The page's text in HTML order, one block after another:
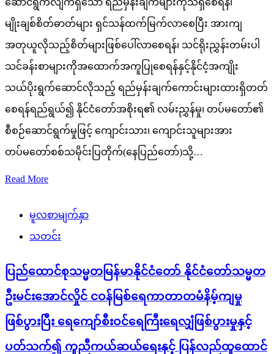
ဆောင်ရွက်လျက်ရှိသော ရည်မှန်းချက်များကိုသိရှိစေရန်၊
မျိုးချစ်စိတ်ဓာတ်များ ရှင်သန်ထက်မြက်လာစေပြီး အားကျ
အတုယူလိုသည့်စိတ်များဖြစ်ပေါ်လာစေရန်၊ သင်ရိုးညွှန်းတမ်းပါ
သင်ခန်းစာများကိုအထောက်အကူပြုစေရန်နှင့်နိုင်ငံ့အကျိုး
သယ်ပိုးရွက်ဆောင်လိုသည့် ရည်မှန်းချက်ကောင်းများထားရှိတတ်
စေရန်ရည်ရွယ်၍ နိုင်ငံတော်အစိုးရ၏ လမ်းညွှန်မှု၊ တပ်မတော်၏
စီစဉ်ဆောင်ရွက်မှုဖြင့် ကျောင်းသား၊ ကျောင်းသူများအား
တပ်မတော်စစ်သမိုင်းပြတိုက်(နေပြည်တော်)သို့…
Read More
မူလစာမျက်နှာ
သတင်း
ပြည်ထောင်စုသမ္မတမြန်မာနိုင်ငံတော် နိုင်ငံတော်သမ္မတ
ဦးမင်းအောင်လှိုင် ငဝန်မြစ်ရေကာတာတမံနိမ့်ကျမှု
ဖြစ်ပွားပြီး ရေကျော်စီးဝင်ရေကြီးရေလျှံဖြစ်ပွားမှုနှင့်
ပတ်သက်၍ ကူညီကယ်ဆယ်ရေးနှင့် ပြန်လည်ထူထောင်